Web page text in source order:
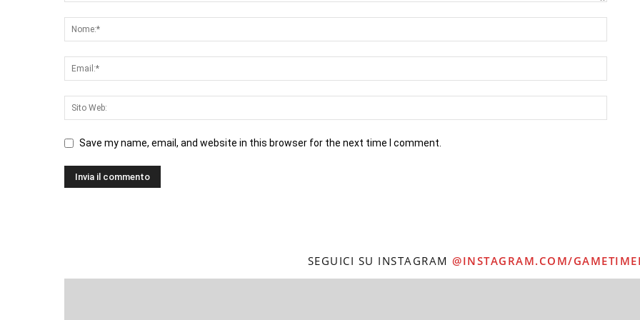
Save my name, email, and website in this browser for the next time I comment.
SEGUICI SU INSTAGRAM @INSTAGRAM.COM/